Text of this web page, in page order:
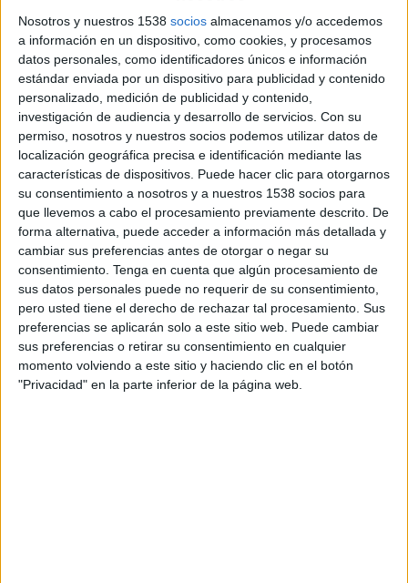
Nosotros y nuestros 1538 socios almacenamos y/o accedemos
a información en un dispositivo, como cookies, y procesamos
datos personales, como identificadores únicos e información
estándar enviada por un dispositivo para publicidad y contenido
personalizado, medición de publicidad y contenido,
investigación de audiencia y desarrollo de servicios. Con su
permiso, nosotros y nuestros socios podemos utilizar datos de
localización geográfica precisa e identificación mediante las
características de dispositivos. Puede hacer clic para otorgarnos
su consentimiento a nosotros y a nuestros 1538 socios para
que llevemos a cabo el procesamiento previamente descrito. De
forma alternativa, puede acceder a información más detallada y
cambiar sus preferencias antes de otorgar o negar su
consentimiento. Tenga en cuenta que algún procesamiento de
sus datos personales puede no requerir de su consentimiento,
pero usted tiene el derecho de rechazar tal procesamiento. Sus
preferencias se aplicarán solo a este sitio web. Puede cambiar
sus preferencias o retirar su consentimiento en cualquier
momento volviendo a este sitio y haciendo clic en el botón
"Privacidad" en la parte inferior de la página web.
cultural de tardor amb 32 activitats
Oriol Marès & Talal Fayad Quartet, Gola amb Oriol Pla, Iaia de
Mambo Project, Cor de Teatre o Quimi Portet són alguns dels
noms destacats de la nova programació de tardor de Cultura
...
Notícia
Banyoles presenta un estiu amb un
centenar de propostes culturals per a
tots els públics